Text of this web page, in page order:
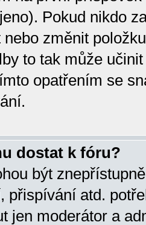
Pokud nikdo
změnit
to tak může
opatřením se
dostat k fóru?
být
přispívání atd.
jen moderátor a